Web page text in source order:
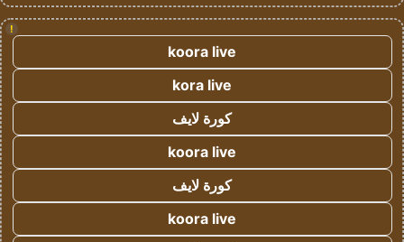
!
koora live
kora live
كورة لايف
koora live
كورة لايف
koora live